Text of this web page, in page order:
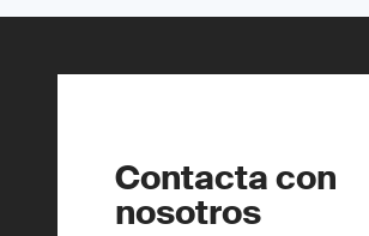
Contacta con
nosotros